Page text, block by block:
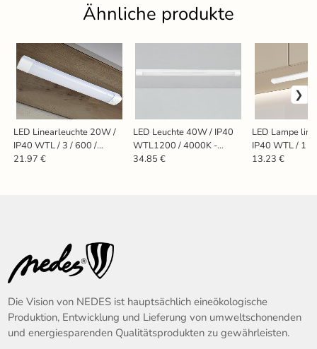
Ähnliche produkte
LED Linearleuchte 20W /
IP40 WTL / 3 / 600 /
4000K - LNL122/2
21.97 €
LED Leuchte 40W / IP40
WTL1200 / 4000K -
LNL124
34.85 €
LED Lampe
IP40 WTL / 1 /
4000K -
13.23 €
Die Vision von NEDES ist hauptsächlich eineökologische
Produktion, Entwicklung und Lieferung von umweltschonenden
und energiesparenden Qualitätsprodukten zu gewährleisten.